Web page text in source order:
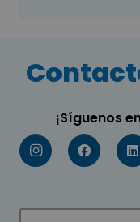
¡Síguenos